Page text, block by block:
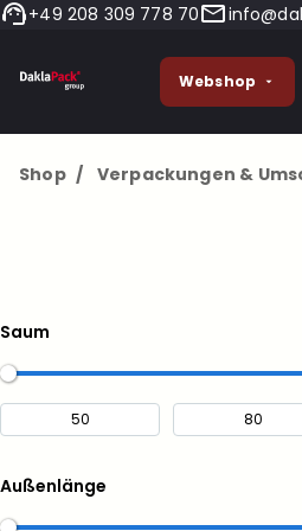
+49 208 309 778 70
Webshop
Shop / Verpackungen &
Saum
Außenlänge